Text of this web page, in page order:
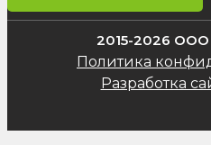
2015-2026
Политика
Разработка